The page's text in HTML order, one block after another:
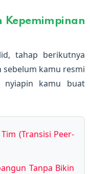
Kepemimpinan
tahap berikutnya
kamu resmi
nyiapin kamu buat
(Transisi Peer-
Tanpa Bikin